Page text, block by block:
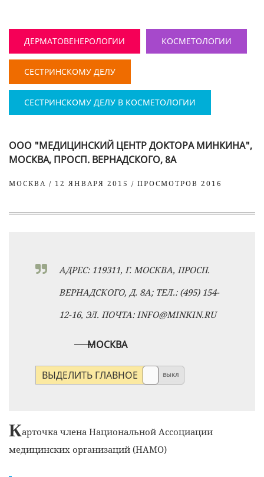
ДЕРМАТОВЕНЕРОЛОГИИ КОСМЕТОЛОГИИ
СЕСТРИНСКОМУ ДЕЛУ
СЕСТРИНСКОМУ ДЕЛУ В КОСМЕТОЛОГИИ
ООО "МЕДИЦИНСКИЙ ЦЕНТР ДОКТОРА МИНКИНА",
МОСКВА, ПРОСП. ВЕРНАДСКОГО, 8А
МОСКВА / 12 ЯНВАРЯ 2015 / ПРОСМОТРОВ 2016
АДРЕС: 119311, Г. МОСКВА, ПРОСП.
ВЕРНАДСКОГО, Д. 8А; ТЕЛ.: (495) 154-
12-16, ЭЛ. ПОЧТА: INFO@MINKIN.RU
МОСКВА
ВЫДЕЛИТЬ ГЛАВНОЕ выкл
Карточка члена Национальной Ассоциации
медицинских организаций (НАМО)